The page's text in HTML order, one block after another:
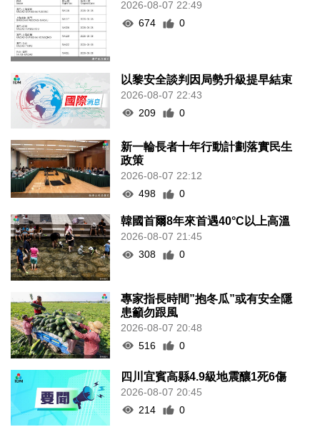
2026-08-07 22:49
674
0
以黎安全談判因局勢升級提早結束
2026-08-07 22:43
209
0
新一輪長者十年行動計劃落實民生
政策
2026-08-07 22:12
498
0
韓國首爾8年來首遇40°C以上高溫
2026-08-07 21:45
308
0
專家指長時間”抱冬瓜”或有安全隱
患籲勿跟風
2026-08-07 20:48
516
0
四川宜賓高縣4.9級地震釀1死6傷
2026-08-07 20:45
214
0